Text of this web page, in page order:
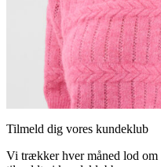
Tilmeld dig vores kundeklub
Vi trækker hver måned lod om